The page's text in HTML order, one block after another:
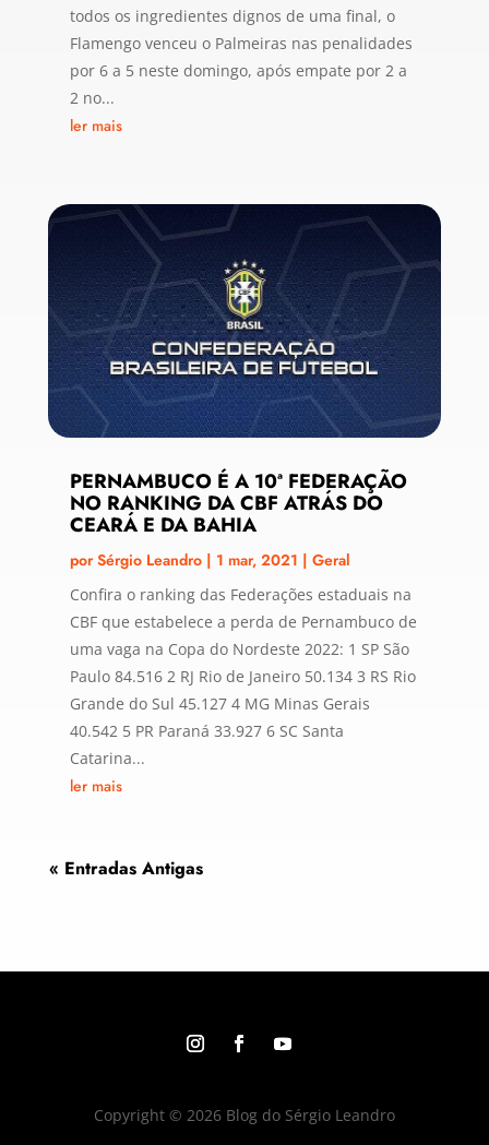
todos os ingredientes dignos de uma final, o
Flamengo venceu o Palmeiras nas penalidades
por 6 a 5 neste domingo, após empate por 2 a
2 no...
ler mais
PERNAMBUCO É A 10ª FEDERAÇÃO
NO RANKING DA CBF ATRÁS DO
CEARÁ E DA BAHIA
porSérgio Leandro| 1 mar, 2021 | Geral
Confira o ranking das Federações estaduais na
CBF que estabelece a perda de Pernambuco de
uma vaga na Copa do Nordeste 2022: 1 SP São
Paulo 84.516 2 RJ Rio de Janeiro 50.134 3 RS Rio
Grande do Sul 45.127 4 MG Minas Gerais
40.542 5 PR Paraná 33.927 6 SC Santa
Catarina...
ler mais
« Entradas Antigas
Copyright © 2026 Blog do Sérgio Leandro